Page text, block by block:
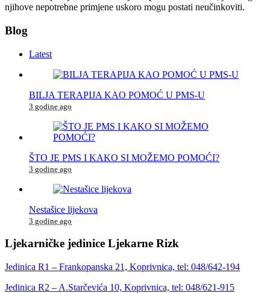
njihove nepotrebne primjene uskoro mogu postati neučinkoviti.
Blog
Latest
BILJA TERAPIJA KAO POMOĆ U PMS-U
3 godine ago
ŠTO JE PMS I KAKO SI MOŽEMO POMOĆI?
3 godine ago
Nestašice lijekova
3 godine ago
Ljekarničke jedinice Ljekarne Rizk
Jedinica R1 – Frankopanska 21, Koprivnica, tel: 048/642-194
Jedinica R2 – A.Starčevića 10, Koprivnica, tel: 048/621-915